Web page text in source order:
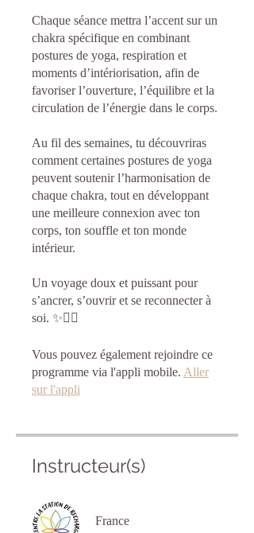
Chaque séance mettra l’accent sur un
chakra spécifique en combinant
postures de yoga, respiration et
moments d’intériorisation, afin de
favoriser l’ouverture, l’équilibre et la
circulation de l’énergie dans le corps.
Au fil des semaines, tu découvriras
comment certaines postures de yoga
peuvent soutenir l’harmonisation de
chaque chakra, tout en développant
une meilleure connexion avec ton
corps, ton souffle et ton monde
intérieur.
Un voyage doux et puissant pour
s’ancrer, s’ouvrir et se reconnecter à
soi. ✨🧘‍♀️
Vous pouvez également rejoindre ce
programme via l'appli mobile. Aller
sur l'appli
Instructeur(s)
France